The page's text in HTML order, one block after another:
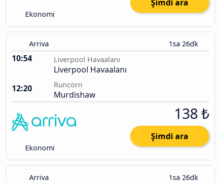
Ekonomi
Şimdi ara
Arriva 1sa 26dk
10:54 Liverpool Havaalanı
Liverpool Havaalanı
12:20
Runcorn
Murdishaw
Ekonomi
138 ₺
Şimdi ara
Arriva 1sa 26dk